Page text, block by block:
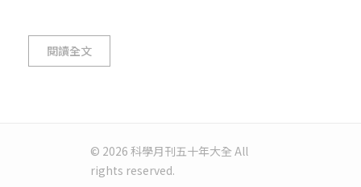
閱讀全文
© 2026 科學月刊五十年大全 All
rights reserved.